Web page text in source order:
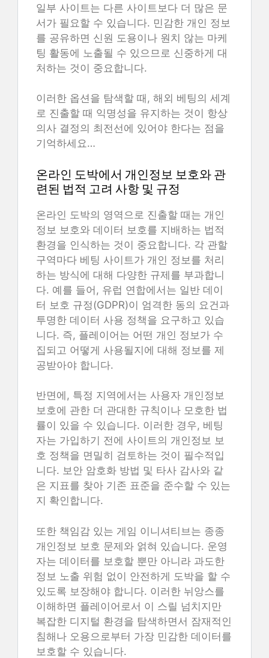
일부 사이트는 다른 사이트보다 더 많은 문
서가 필요할 수 있습니다. 민감한 개인 정보
를 공유하면 신원 도용이나 원치 않는 마케
팅 활동에 노출될 수 있으므로 신중하게 대
처하는 것이 중요합니다.
이러한 옵션을 탐색할 때, 해외 베팅의 세계
로 진출할 때 익명성을 유지하는 것이 항상
의사 결정의 최전선에 있어야 한다는 점을
기억하세요…
온라인 도박에서 개인정보 보호와 관
련된 법적 고려 사항 및 규정
온라인 도박의 영역으로 진출할 때는 개인
정보 보호와 데이터 보호를 지배하는 법적
환경을 인식하는 것이 중요합니다. 각 관할
구역마다 베팅 사이트가 개인 정보를 처리
하는 방식에 대해 다양한 규제를 부과합니
다. 예를 들어, 유럽 연합에서는 일반 데이
터 보호 규정(GDPR)이 엄격한 동의 요건과
투명한 데이터 사용 정책을 요구하고 있습
니다. 즉, 플레이어는 어떤 개인 정보가 수
집되고 어떻게 사용될지에 대해 정보를 제
공받아야 합니다.
반면에, 특정 지역에서는 사용자 개인정보
보호에 관한 더 관대한 규칙이나 모호한 법
률이 있을 수 있습니다. 이러한 경우, 베팅
자는 가입하기 전에 사이트의 개인정보 보
호 정책을 면밀히 검토하는 것이 필수적입
니다. 보안 암호화 방법 및 타사 감사와 같
은 지표를 찾아 기존 표준을 준수할 수 있는
지 확인합니다.
또한 책임감 있는 게임 이니셔티브는 종종
개인정보 보호 문제와 얽혀 있습니다. 운영
자는 데이터를 보호할 뿐만 아니라 과도한
정보 노출 위험 없이 안전하게 도박을 할 수
있도록 보장해야 합니다. 이러한 뉘앙스를
이해하면 플레이어로서 이 스릴 넘치지만
복잡한 디지털 환경을 탐색하면서 잠재적인
침해나 오용으로부터 가장 민감한 데이터를
보호할 수 있습니다.